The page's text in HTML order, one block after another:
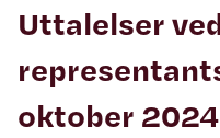
Uttalelser
oktober 2024